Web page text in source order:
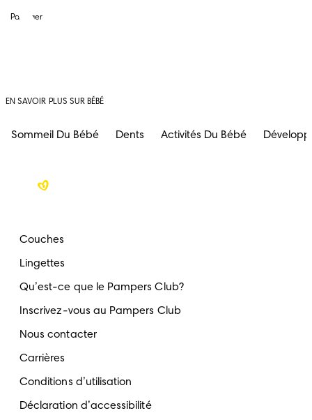
Partager
EN SAVOIR PLUS SUR BÉBÉ
Sommeil Du Bébé Dents Activités Du Bébé
Couches
Lingettes
Qu’est-ce que le Pampers Club?
Inscrivez-vous au Pampers Club
Nous contacter
Carrières
Conditions d’utilisation
Déclaration d’accessibilité